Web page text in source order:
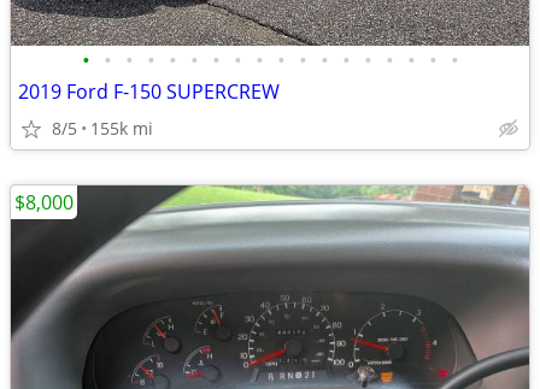
• • • • • • • • • • • • • • • • • •
2019 Ford F-150 SUPERCREW
8/5 155k mi
$8,000